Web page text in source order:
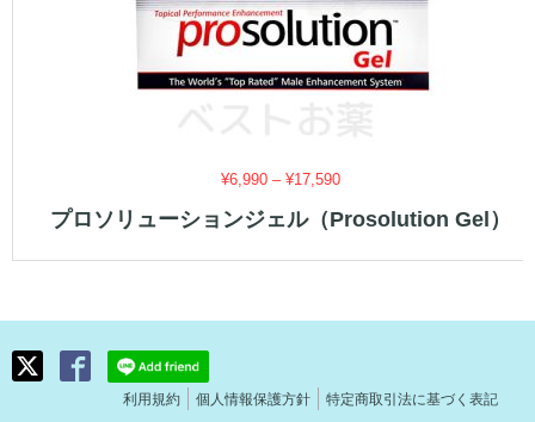
¥6,990 –¥17,590価
帯:
プロソリューションジェル（Prosolution Gel）
利用規約 個人情報保護方針 特定商取引法に基づく表記